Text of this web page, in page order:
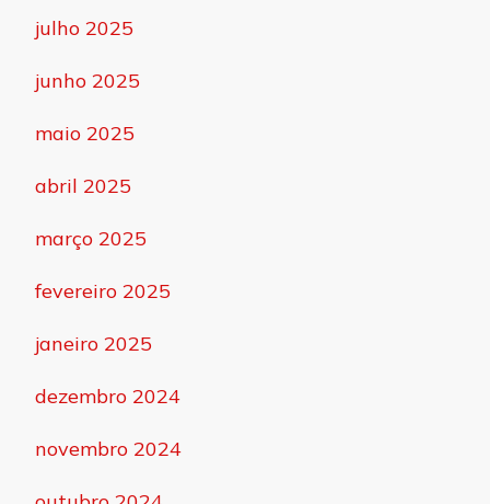
julho 2025
junho 2025
maio 2025
abril 2025
março 2025
fevereiro 2025
janeiro 2025
dezembro 2024
novembro 2024